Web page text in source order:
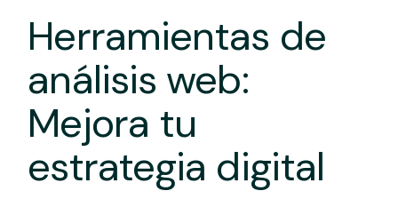
Herramientas de
análisis web:
Mejora tu
estrategia digital